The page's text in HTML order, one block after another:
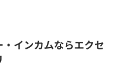
品名等)
インカムならエクセ